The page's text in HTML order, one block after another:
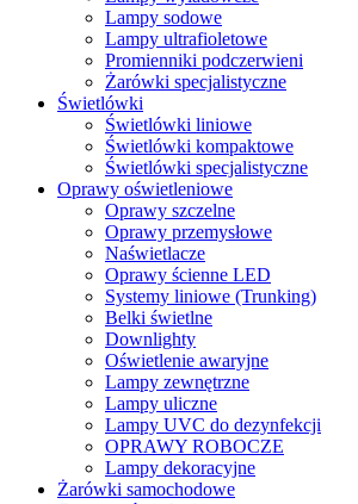
Lampy sodowe
Lampy ultrafioletowe
Promienniki podczerwieni
Żarówki specjalistyczne
Świetlówki
Świetlówki liniowe
Świetlówki kompaktowe
Świetlówki specjalistyczne
Oprawy oświetleniowe
Oprawy szczelne
Oprawy przemysłowe
Naświetlacze
Oprawy ścienne LED
Systemy liniowe (Trunking)
Belki świetlne
Downlighty
Oświetlenie awaryjne
Lampy zewnętrzne
Lampy uliczne
Lampy UVC do dezynfekcji
OPRAWY ROBOCZE
Lampy dekoracyjne
Żarówki samochodowe